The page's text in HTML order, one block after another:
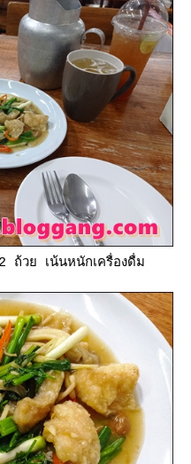
ถ้วย เน้นหนักเครื่องดื่ม